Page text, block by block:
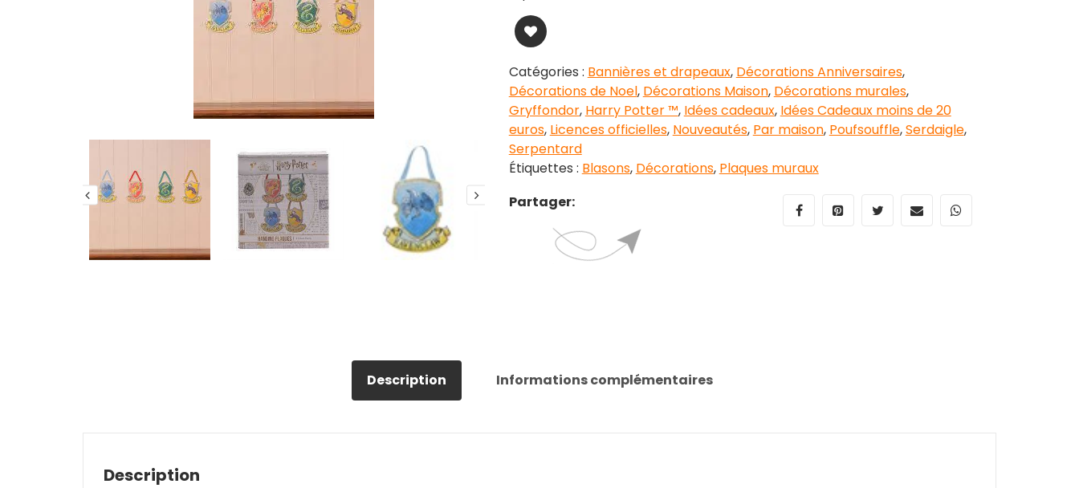
Catégories : Bannières et drapeaux, Décorations Anniversaires,
Décorations de Noel, Décorations Maison, Décorations murales,
Gryffondor, Harry Potter ™, Idées cadeaux, Idées Cadeaux moins de 20
euros, Licences officielles, Nouveautés, Par maison, Poufsouffle,Serdaigle,
Serpentard
Étiquettes : Blasons, Décorations, Plaques muraux
Partager:
Description Informations complémentaires
Description